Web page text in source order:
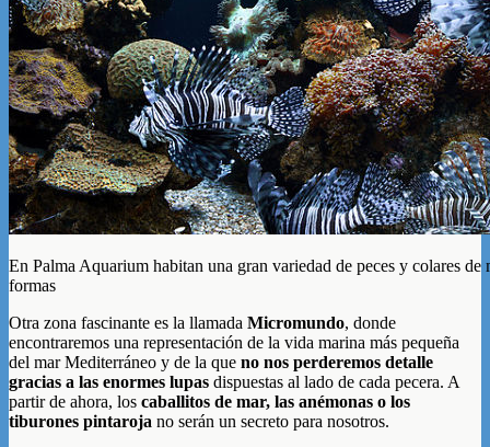
En Palma Aquarium habitan una gran variedad de peces y colares
formas
Otra zona fascinante es la llamada Micromundo, donde
encontraremos una representación de la vida marina más pequeña
del mar Mediterráneo y de la que no nos perderemos detalle
gracias a las enormes lupas dispuestas al lado de cada pecera. A
partir de ahora, los caballitos de mar, las anémonas o los
tiburones pintaroja no serán un secreto para nosotros.